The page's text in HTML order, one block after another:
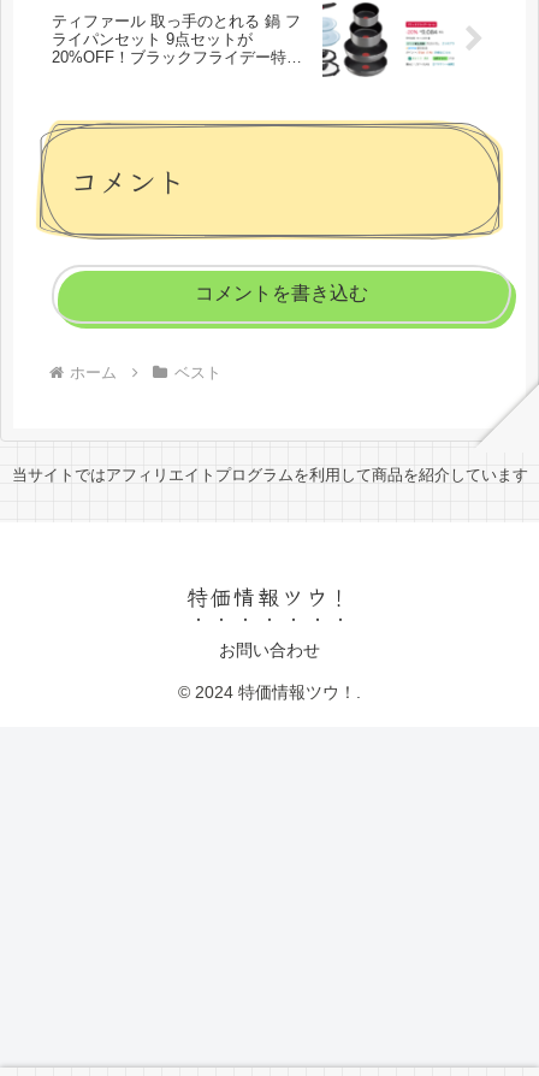
ティファール 取っ手のとれる 鍋 フ
ライパンセット 9点セットが
20%OFF！ブラックフライデー特価
コメント
コメントを書き込む
ホーム ベスト
当サイトではアフィリエイトプログラムを利用して商品を紹介しています
特価情報ツウ！
お問い合わせ
© 2024 特価情報ツウ！.